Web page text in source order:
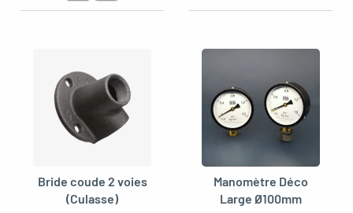
Bride coude 2 voies
(Culasse)
Manomètre Déco
Large Ø100mm